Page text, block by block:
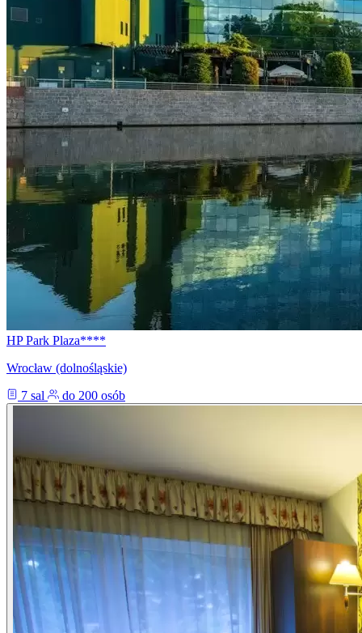
HP Park Plaza****
Wrocław (dolnośląskie)
7 sal
do 200 osób